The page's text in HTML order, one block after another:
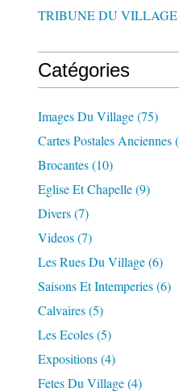
TRIBUNE DU VILLAGE
Catégories
Images Du Village(75)
Cartes Postales Anciennes
Brocantes(10)
Eglise Et Chapelle(9)
Divers(7)
Videos(7)
Les Rues Du Village(6)
Saisons Et Intemperies(6)
Calvaires(5)
Les Ecoles(5)
Expositions(4)
Fetes Du Village(4)